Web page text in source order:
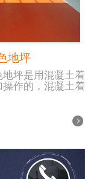
地坪
地坪是用混凝土着
作的，混凝土着